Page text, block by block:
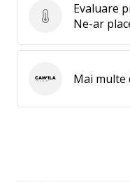
Evaluare produs
Evaluare
Ne-ar
CawilaMai multe